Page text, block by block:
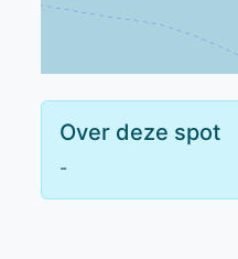
Over deze spot
-